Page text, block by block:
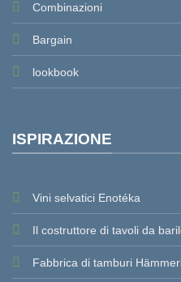
Combinazioni
Bargain
lookbook
ISPIRAZIONE
Vini selvatici Enotéka
Il costruttore di tavoli da
Fabbrica di tamburi